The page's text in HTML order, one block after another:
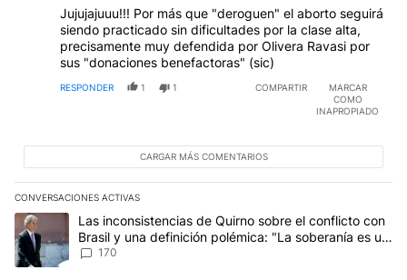
Jujujajuuu!!! Por más que "deroguen" el aborto seguirá
siendo practicado sin dificultades por la clase alta,
precisamente muy defendida por Olivera Ravasi por
sus "donaciones benefactoras" (sic)
RESPONDER 1 1 COMPARTIR
MARCAR
COMO
INAPROPIADO
CARGAR MÁS COMENTARIOS
CONVERSACIONES ACTIVAS
Este listado muestra los artículos con más comentarios en los
Un artículo de tendencia con el título "Las inconsistencias de
Las inconsistencias de Quirno sobre el conflicto con
Brasil y una definición polémica: "La soberanía es un
concepto antiguo"
170